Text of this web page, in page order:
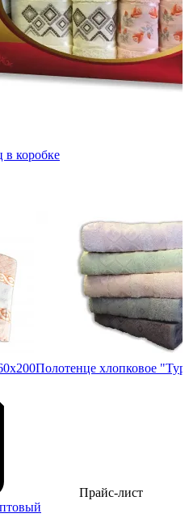
в коробке
Полотенце хлопковое
Прайс-лист